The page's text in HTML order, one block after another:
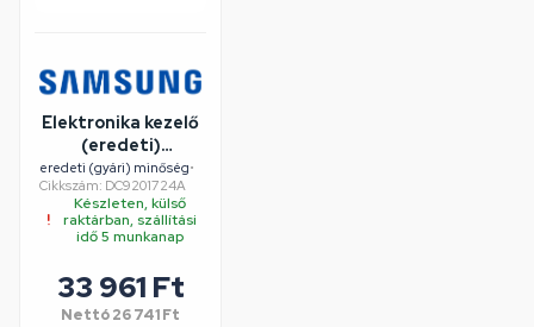
Elektronika kezelő
(eredeti)
SAMSUNG
szárítógép
eredeti (gyári) minőség•
Cikkszám: DC9201724A
Készleten, külső
raktárban, szállítási
idő 5 munkanap
33 961 Ft
Nettó26 741 Ft